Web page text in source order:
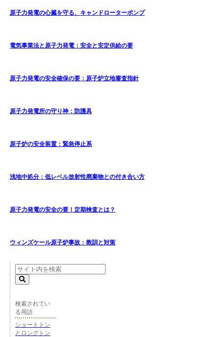
原子力発電の心臓を守る、キャンドローターポンプ
電気事業法と原子力発電：安全と安定供給の要
原子力発電の安全確保の要：原子炉立地審査指針
原子力発電所の守り神：防護具
原子炉の安全装置：緊急停止系
浅地中処分：低レベル放射性廃棄物との付き合い方
原子力発電の安全の要！定期検査とは？
ウィンズケール原子炉事故：教訓と対策
検索されてい
る用語
ショートトン
とロングトン